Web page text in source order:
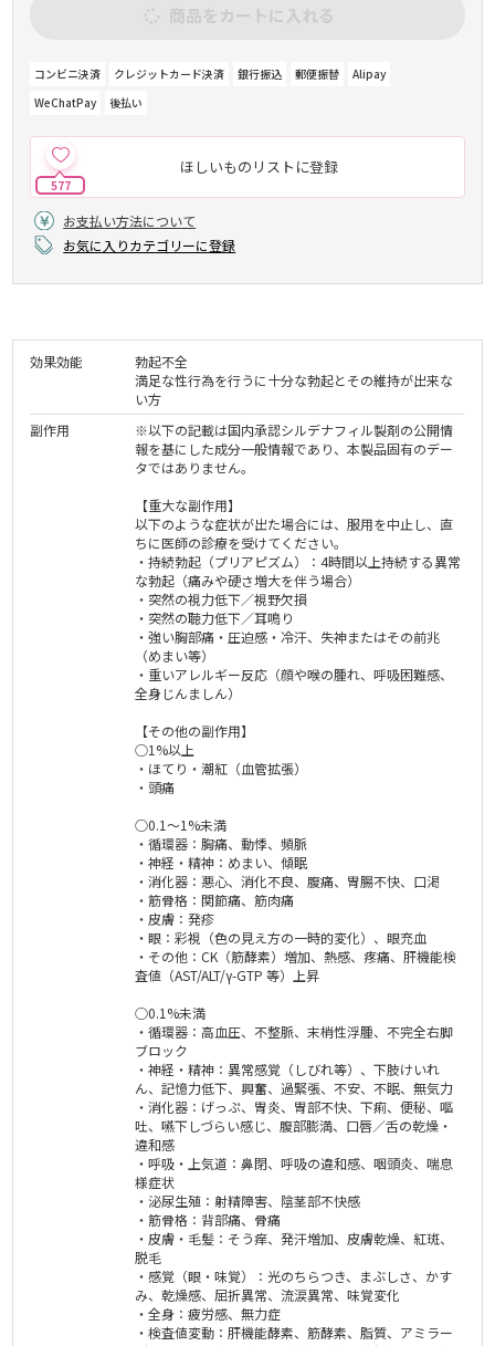
商品をカートに入れる
コンビニ決済 クレジットカード決済 銀行振込 郵便振替
Alipay
WeChatPay
後払い
ほしいものリストに登録
577
お支払い方法について
お気に入りカテゴリーに登録
効果効能
勃起不全
満足な性行為を行うに十分な勃起とその維持が出来な
い方
副作用
※以下の記載は国内承認シルデナフィル製剤の公開情
報を基にした成分一般情報であり、本製品固有のデー
タではありません。
【重大な副作用】
以下のような症状が出た場合には、服用を中止し、直
ちに医師の診療を受けてください。
・持続勃起（プリアピズム）：4時間以上持続する異常
な勃起（痛みや硬さ増大を伴う場合）
・突然の視力低下／視野欠損
・突然の聴力低下／耳鳴り
・強い胸部痛・圧迫感・冷汗、失神またはその前兆
（めまい等）
・重いアレルギー反応（顔や喉の腫れ、呼吸困難感、
全身じんましん）
【その他の副作用】
○1%以上
・ほてり・潮紅（血管拡張）
・頭痛
○0.1～1%未満
・循環器：胸痛、動悸、頻脈
・神経・精神：めまい、傾眠
・消化器：悪心、消化不良、腹痛、胃腸不快、口渇
・筋骨格：関節痛、筋肉痛
・皮膚：発疹
・眼：彩視（色の見え方の一時的変化）、眼充血
・その他：CK（筋酵素）増加、熱感、疼痛、肝機能検
査値（AST/ALT/γ-GTP 等）上昇
○0.1%未満
・循環器：高血圧、不整脈、末梢性浮腫、不完全右脚
ブロック
・神経・精神：異常感覚（しびれ等）、下肢けいれ
ん、記憶力低下、興奮、過緊張、不安、不眠、無気力
・消化器：げっぷ、胃炎、胃部不快、下痢、便秘、嘔
吐、嚥下しづらい感じ、腹部膨満、口唇／舌の乾燥・
違和感
・呼吸・上気道：鼻閉、呼吸の違和感、咽頭炎、喘息
様症状
・泌尿生殖：射精障害、陰茎部不快感
・筋骨格：背部痛、骨痛
・皮膚・毛髪：そう痒、発汗増加、皮膚乾燥、紅斑、
脱毛
・感覚（眼・味覚）：光のちらつき、まぶしさ、かす
み、乾燥感、屈折異常、流涙異常、味覚変化
・全身：疲労感、無力症
・検査値変動：肝機能酵素、筋酵素、脂質、アミラー